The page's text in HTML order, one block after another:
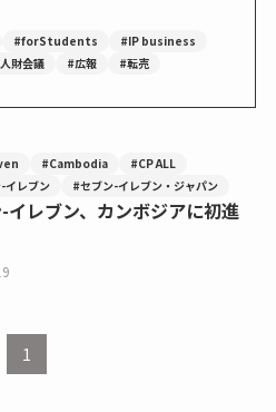
#forStudents
#IP business
財会議 #広報 #転売
#Cambodia
#CP ALL
イレブン
#セブン-イレブン・ジャパン
イレブン、カンボジアに初進
1